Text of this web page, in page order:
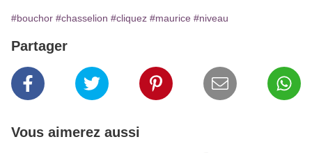
#bouchor #chasselion #cliquez #maurice #niveau
Partager
Vous aimerez aussi